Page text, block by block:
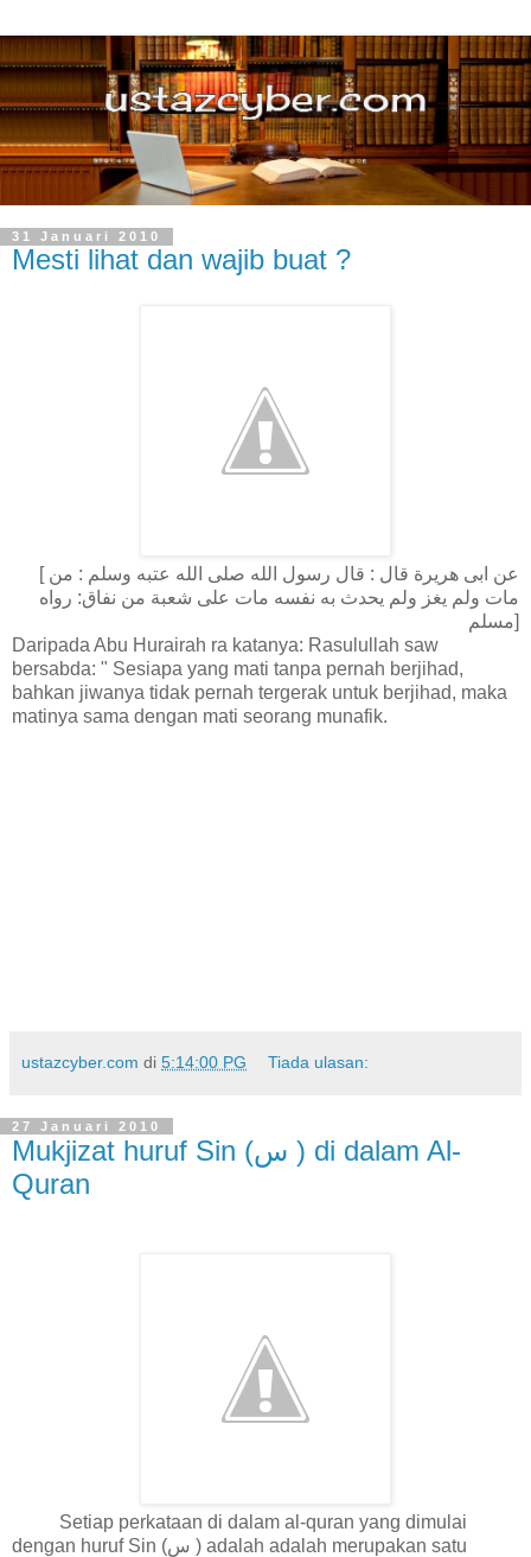
31 Januari 2010
Mesti lihat dan wajib buat ?
[ عن ابى هريرة قال : قال رسول الله صلى الله عتبه وسلم : من
مات ولم يغز ولم يحدث به نفسه مات على شعبة من نفاق: رواه
مسلم]
Daripada Abu Hurairah ra katanya: Rasulullah saw
bersabda: " Sesiapa yang mati tanpa pernah berjihad,
bahkan jiwanya tidak pernah tergerak untuk berjihad, maka
matinya sama dengan mati seorang munafik.
ustazcyber.com di 5:14:00 PG Tiada ulasan:
27 Januari 2010
Mukjizat huruf Sin (س ) di dalam Al-
Quran
Setiap perkataan di dalam al-quran yang dimulai
dengan huruf Sin (س ) adalah adalah merupakan satu